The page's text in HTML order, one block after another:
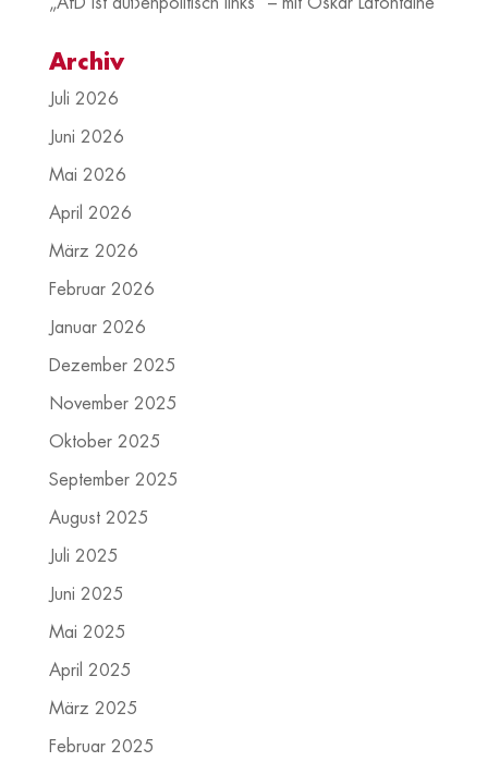
Archiv
Juli 2026
Juni 2026
Mai 2026
April 2026
März 2026
Februar 2026
Januar 2026
Dezember 2025
November 2025
Oktober 2025
September 2025
August 2025
Juli 2025
Juni 2025
Mai 2025
April 2025
März 2025
Februar 2025